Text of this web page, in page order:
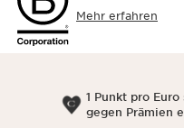
Mehr erfahren
1 Punkt pro
gegen Prämien